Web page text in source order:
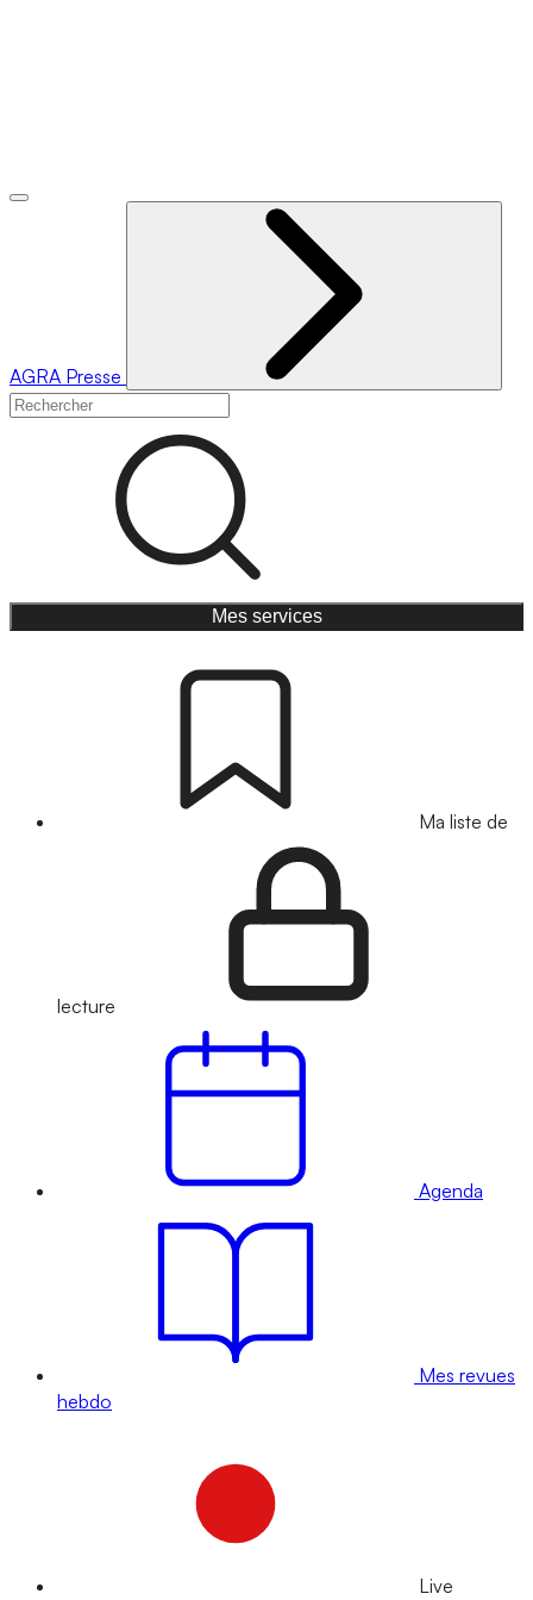
AGRA Presse
Mes services
Ma liste de
lecture
Agenda
Mes revues
hebdo
Live